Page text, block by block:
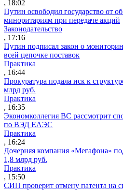
, 18:02
Путин освободил государство от
миноритариям при передаче акций
Законодательство
, 17:16
Путин подписал закон о
всей цепочке поставок
Практика
, 16:44
Прокуратура подала иск к
млрд руб.
Практика
, 16:35
Экономколлегия ВС рассмотрит
по ВЭД ЕАЭС
Практика
, 16:24
Дочерняя компания «Мегафона»
1,8 млрд руб.
Практика
, 15:50
СИП проверит отмену патента на